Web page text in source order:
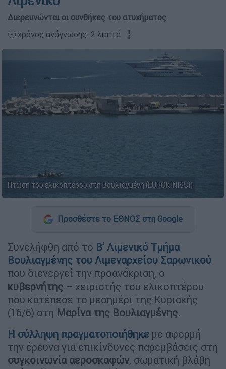
Διερευνώνται οι συνθήκες του ατυχήματος
🕛 χρόνος ανάγνωσης: 2 λεπτά ┋
Πτώση του ελικοπτέρου στη Βουλιαγμένη (ΕUROKINISSI)
Προσθέστε το ΕΘΝΟΣ στη Google
Συνελήφθη από το Β’ Λιμενικό Τμήμα
Βουλιαγμένης του Λιμεναρχείου Σαρωνικού
που διενεργεί την προανάκριση, ο
κυβερνήτης – χειριστής του ελικοπτέρου
που κατέπεσε το μεσημέρι της Κυριακής
(16/6) στη Μαρίνα της Βουλιαγμένης.
Η σύλληψη πραγματοποιήθηκε με αφορμή
την έρευνα για επικίνδυνες παρεμβάσεις στη
συγκοινωνία αεροσκαφών, σωματική βλάβη